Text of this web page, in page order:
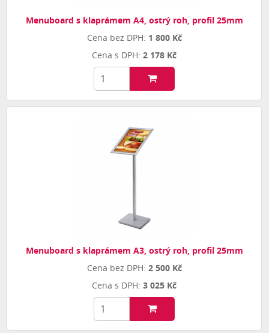
Menuboard s klaprámem A4, ostrý roh, profil 25mm
1 800 Kč
2 178 Kč
Menuboard s klaprámem A3, ostrý roh, profil 25mm
2 500 Kč
3 025 Kč